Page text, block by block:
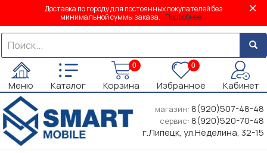
Доставка по городу для постоянных покупателей без
минимальной суммы заказа. Подробнее...
Меню Каталог
0
Корзина
0
Избранное Кабинет
магазин: 8(920)507-48-48
сервис: 8(920)520-70-48
г.Липецк, ул.Неделина, 32-15